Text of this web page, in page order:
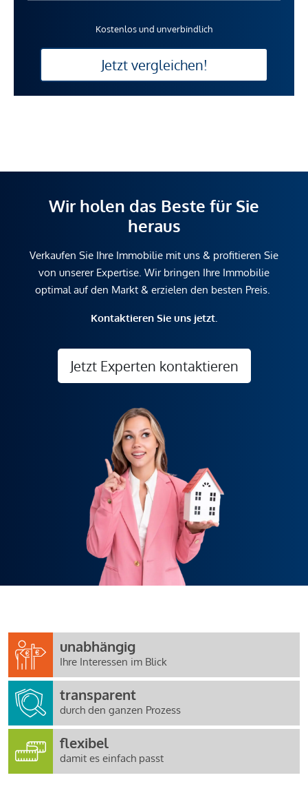
Kostenlos und unverbindlich
Jetzt vergleichen!
Wir holen das Beste für Sie
heraus
Verkaufen Sie Ihre Immobilie mit uns & profitieren Sie
von unserer Expertise. Wir bringen Ihre Immobilie
optimal auf den Markt & erzielen den besten Preis.
Kontaktieren Sie uns jetzt.
Jetzt Experten kontaktieren
unabhängig
Ihre Interessen im Blick
transparent
durch den ganzen Prozess
flexibel
damit es einfach passt